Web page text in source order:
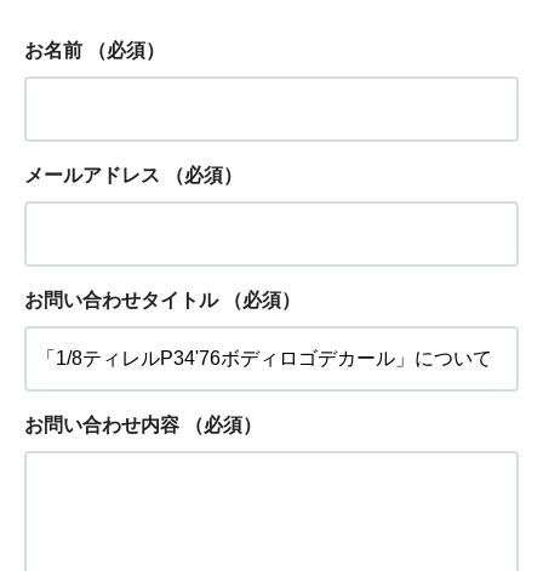
お名前 （必須）
メールアドレス （必須）
お問い合わせタイトル （必須）
お問い合わせ内容 （必須）